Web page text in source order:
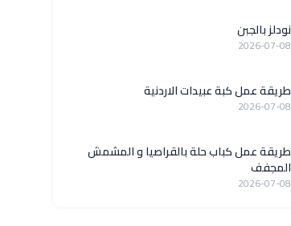
نودلز بالجبن
2026-07-08
طريقة عمل كبة عبيدات الاردنية
2026-07-08
طريقة عمل كباب حلة بالقراصيا و المشمش
المجفف
2026-07-08